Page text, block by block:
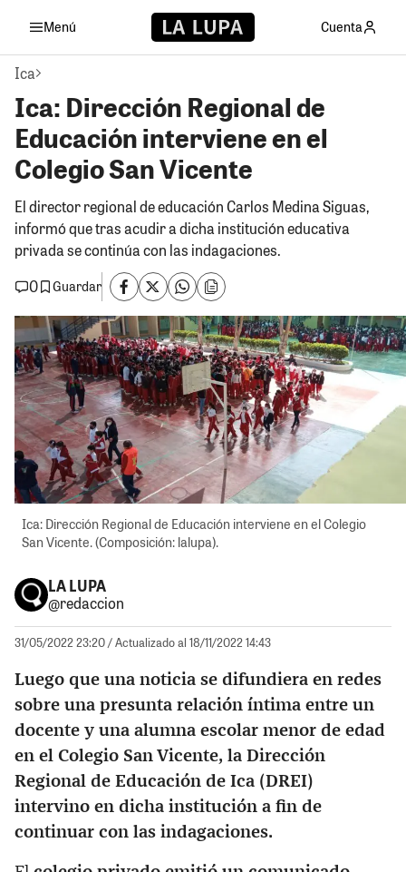
Menú Cuenta
Ica
Ica: Dirección Regional de
Educación interviene en el
Colegio San Vicente
El director regional de educación Carlos Medina Siguas,
informó que tras acudir a dicha institución educativa
privada se continúa con las indagaciones.
0
Guardar
Ica: Dirección Regional de Educación interviene en el Colegio
San Vicente. (Composición: lalupa).
LA LUPA
@redaccion
31/05/2022 23:20/ Actualizado al 18/11/2022 14:43
Luego que una noticia se difundiera en redes
sobre una presunta relación íntima entre un
docente y una alumna escolar menor de edad
en el Colegio San Vicente, la Dirección
Regional de Educación de Ica (DREI)
intervino en dicha institución a fin de
continuar con las indagaciones.